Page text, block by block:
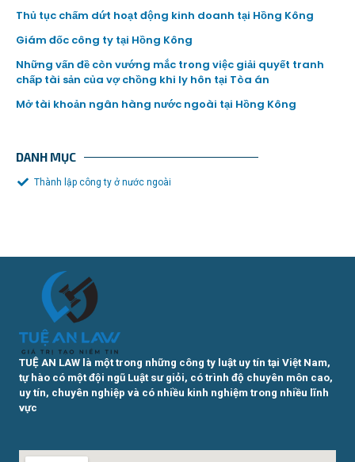
Thủ tục chấm dứt hoạt động kinh doanh tại Hồng Kông
Giám đốc công ty tại Hồng Kông
Những vấn đề còn vướng mắc trong việc giải quyết tranh
chấp tài sản của vợ chồng khi ly hôn tại Tòa án
Mở tài khoản ngân hàng nước ngoài tại Hồng Kông
DANH MỤC
Thành lập công ty ở nước ngoài
TUỆ AN LAW là một trong những công ty luật uy tín tại Việt Nam,
tự hào có một đội ngũ Luật sư giỏi, có trình độ chuyên môn cao,
uy tín, chuyên nghiệp và có nhiều kinh nghiệm trong nhiều lĩnh
vực